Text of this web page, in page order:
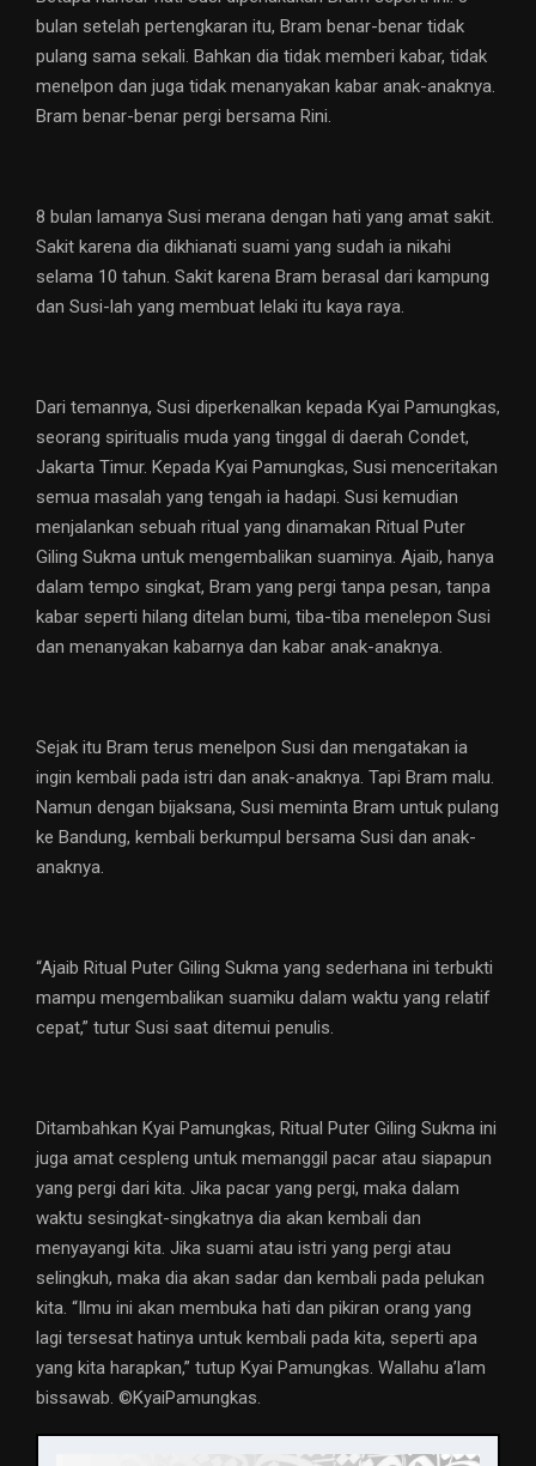
bulan setelah pertengkaran itu, Bram benar-benar tidak
pulang sama sekali. Bahkan dia tidak memberi kabar, tidak
menelpon dan juga tidak menanyakan kabar anak-anaknya.
Bram benar-benar pergi bersama Rini.
8 bulan lamanya Susi merana dengan hati yang amat sakit.
Sakit karena dia dikhianati suami yang sudah ia nikahi
selama 10 tahun. Sakit karena Bram berasal dari kampung
dan Susi-lah yang membuat lelaki itu kaya raya.
Dari temannya, Susi diperkenalkan kepada Kyai Pamungkas,
seorang spiritualis muda yang tinggal di daerah Condet,
Jakarta Timur. Kepada Kyai Pamungkas, Susi menceritakan
semua masalah yang tengah ia hadapi. Susi kemudian
menjalankan sebuah ritual yang dinamakan Ritual Puter
Giling Sukma untuk mengembalikan suaminya. Ajaib, hanya
dalam tempo singkat, Bram yang pergi tanpa pesan, tanpa
kabar seperti hilang ditelan bumi, tiba-tiba menelepon Susi
dan menanyakan kabarnya dan kabar anak-anaknya.
Sejak itu Bram terus menelpon Susi dan mengatakan ia
ingin kembali pada istri dan anak-anaknya. Tapi Bram malu.
Namun dengan bijaksana, Susi meminta Bram untuk pulang
ke Bandung, kembali berkumpul bersama Susi dan anak-
anaknya.
“Ajaib Ritual Puter Giling Sukma yang sederhana ini terbukti
mampu mengembalikan suamiku dalam waktu yang relatif
cepat,” tutur Susi saat ditemui penulis.
Ditambahkan Kyai Pamungkas, Ritual Puter Giling Sukma ini
juga amat cespleng untuk memanggil pacar atau siapapun
yang pergi dari kita. Jika pacar yang pergi, maka dalam
waktu sesingkat-singkatnya dia akan kembali dan
menyayangi kita. Jika suami atau istri yang pergi atau
selingkuh, maka dia akan sadar dan kembali pada pelukan
kita. “Ilmu ini akan membuka hati dan pikiran orang yang
lagi tersesat hatinya untuk kembali pada kita, seperti apa
yang kita harapkan,” tutup Kyai Pamungkas. Wallahu a’lam
bissawab. ©️KyaiPamungkas.